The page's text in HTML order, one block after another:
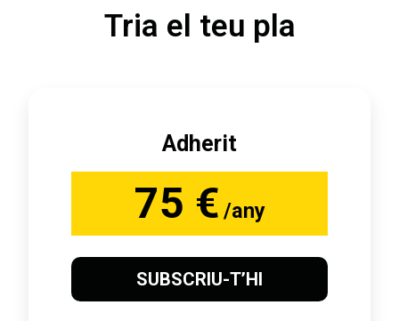
Tria el teu pla
Adherit
75 € /any
SUBSCRIU-T’HI